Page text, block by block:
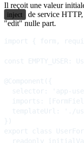
Il reçoit une valeur
inject
de service
"edit" nulle part.
import { form,
const
@Component({
selector: 'app-
imports:
templateUrl: './
})
export class
readonly